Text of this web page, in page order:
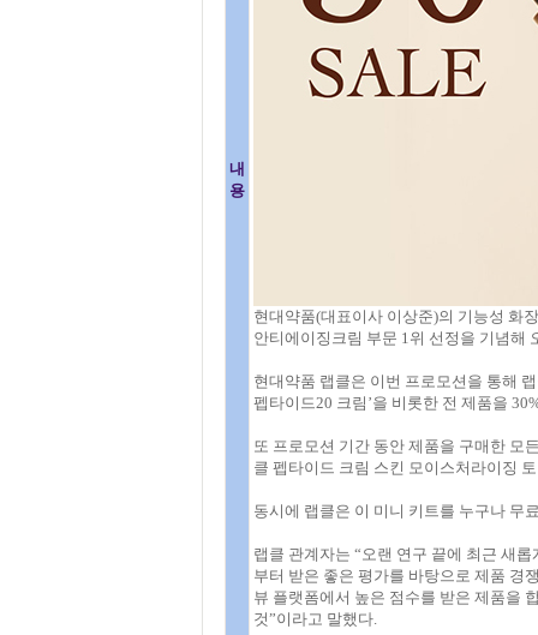
내
용
현대약품(대표이사 이상준)의 기능성 화
안티에이징크림 부문 1위 선정을 기념해
현대약품 랩클은 이번 프로모션을 통해
펩타이드20 크림’을 비롯한 전 제품을
또 프로모션 기간 동안 제품을 구매한 모
클 펩타이드 크림 스킨 모이스처라이징
동시에 랩클은 이 미니 키트를 누구나 무
랩클 관계자는 “오랜 연구 끝에 최근 새
부터 받은 좋은 평가를 바탕으로 제품 경
뷰 플랫폼에서 높은 점수를 받은 제품을
것”이라고 말했다.